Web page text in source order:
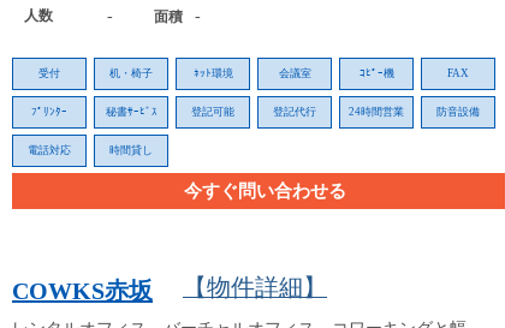
人数 - 面積 -
受付 机・椅子 ﾈｯﾄ環境 会議室 ｺﾋﾟｰ機 FAX
ﾌﾟﾘﾝﾀｰ 秘書ｻｰﾋﾞｽ 登記可能 登記代行 24時間営業 防音設備
電話対応 時間貸し
今すぐ問い合わせる
COWKS赤坂 【物件詳細】